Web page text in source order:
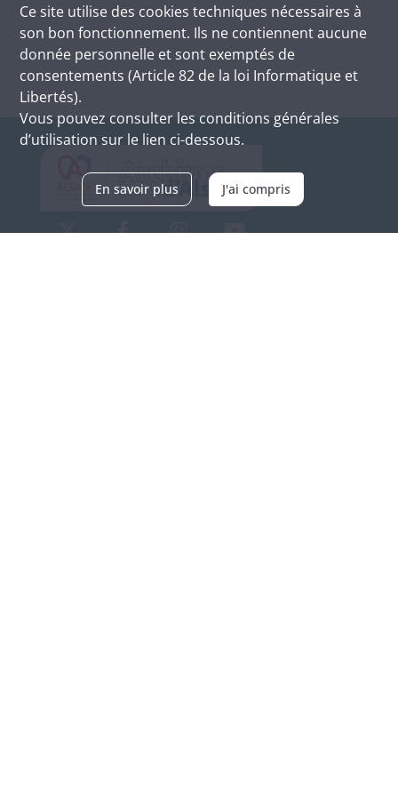
Ce site utilise des cookies techniques nécessaires à
son bon fonctionnement. Ils ne contiennent aucune
donnée personnelle et sont exemptés de
consentements (Article 82 de la loi Informatique et
Libertés).
Vous pouvez consulter les conditions générales
d’utilisation sur le lien ci-dessous.
En savoir plus J'ai compris